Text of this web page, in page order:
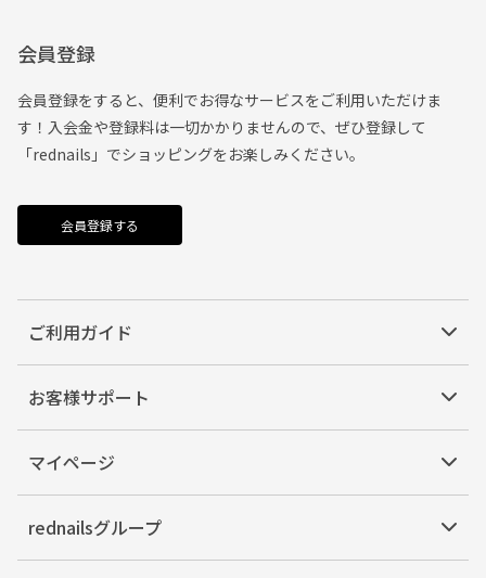
会員登録
会員登録をすると、便利でお得なサービスをご利用いただけま
す！入会金や登録料は一切かかりませんので、ぜひ登録して
「rednails」でショッピングをお楽しみください。
会員登録する
ご利用ガイド
お客様サポート
マイページ
rednailsグループ